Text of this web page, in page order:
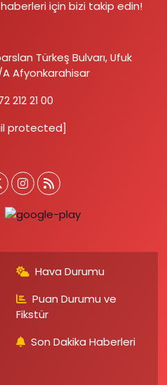
için bizi takip edin!
Türkeş Bulvarı, Ufuk
Afyonkarahisar
212 21 00
protected]
Hava Durumu
Puan Durumu ve
Fikstür
Son Dakika Haberleri